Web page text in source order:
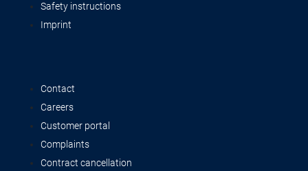
Safety instructions
Imprint
Contact
Careers
Customer portal
Complaints
Contract cancellation